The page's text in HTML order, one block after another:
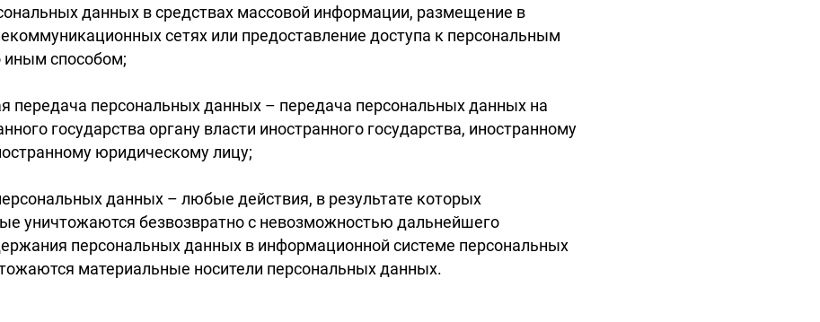
данных в средствах массовой информации, размещение в
сетях или предоставление доступа к персональным
способом;
передача персональных данных – передача персональных данных на
государства органу власти иностранного государства, иностранному
юридическому лицу;
данных – любые действия, в результате которых
уничтожаются безвозвратно с невозможностью дальнейшего
персональных данных в информационной системе персональных
материальные носители персональных данных.